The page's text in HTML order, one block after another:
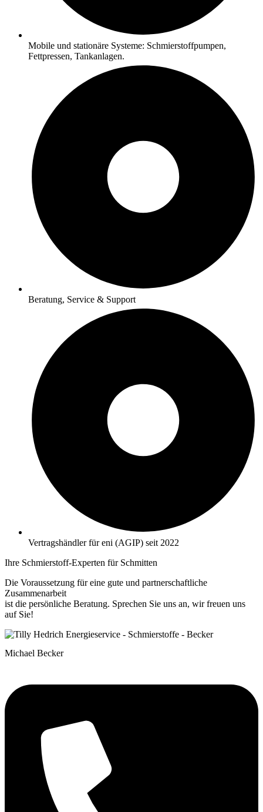
Mobile und stationäre Systeme: Schmierstoffpumpen,
Fettpressen, Tankanlagen.
Beratung, Service & Support
Vertragshändler für eni (AGIP) seit 2022
Ihre Schmierstoff-Experten für Schmitten
Die Voraussetzung für eine gute und partnerschaftliche
Zusammenarbeit
ist die persönliche Beratung. Sprechen Sie uns an, wir freuen uns
auf Sie!
Michael Becker